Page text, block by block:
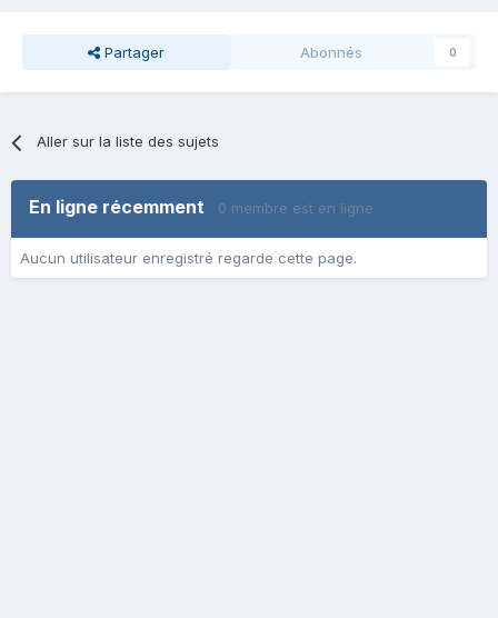
Partager Abonnés 0
Aller sur la liste des sujets
En ligne récemment 0 membre est en ligne
Aucun utilisateur enregistré regarde cette page.